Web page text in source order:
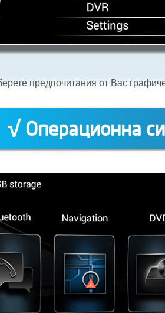
предпочитания от Вас
√ Операционна